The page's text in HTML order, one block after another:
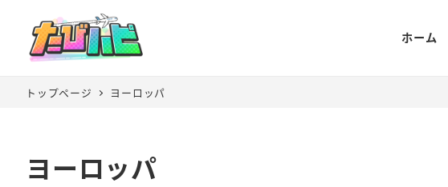
ホーム
トップページ ヨーロッパ
ヨーロッパ